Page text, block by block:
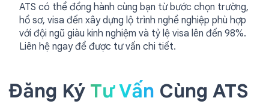
ATS có thể đồng hành cùng bạn từ bước chọn trường,
hồ sơ, visa đến xây dựng lộ trình nghề nghiệp phù hợp
với đội ngũ giàu kinh nghiệm và tỷ lệ visa lên đến 98%.
Liên hệ ngay để được tư vấn chi tiết.
Đăng Ký Tư Vấn Cùng ATS